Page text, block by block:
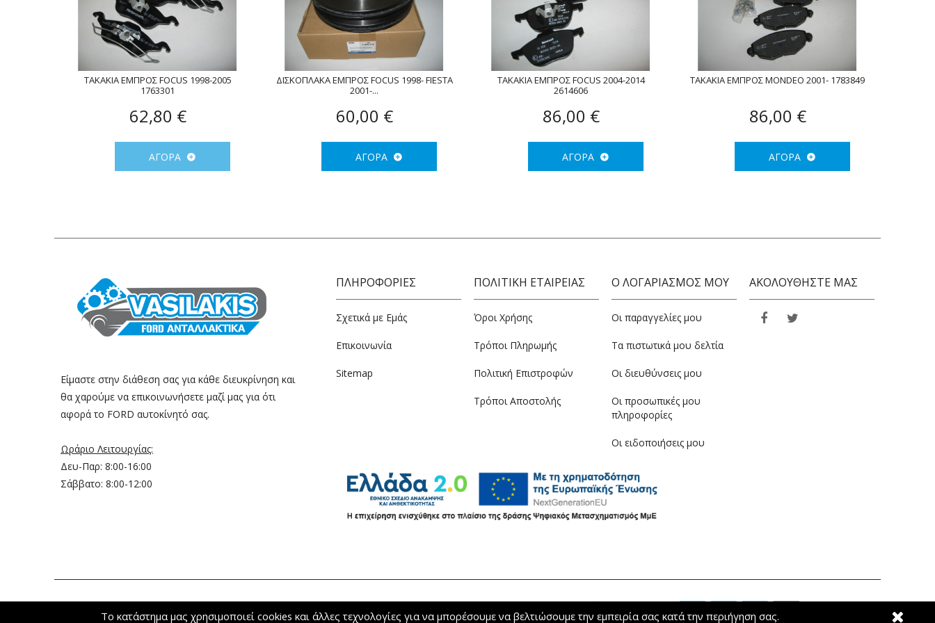
ΤΑΚΑΚΙΑ ΕΜΠΡΟΣ FOCUS 1998-2005
1763301
62,80 €
ΑΓΟΡΆ
ΔΙΣΚΟΠΛΑΚA ΕΜΠΡΟΣ FOCUS 1998- FIESTA
2001-...
60,00 €
ΑΓΟΡΆ
ΤΑΚΑΚΙΑ ΕΜΠΡΟΣ FOCUS 2004-2014
2614606
86,00 €
ΑΓΟΡΆ
ΤΑΚΑΚΙΑ ΕΜΠΡΟΣ MONDEO 2001- 1783849
86,00 €
ΑΓΟΡΆ
Είμαστε στην διάθεση σας για κάθε διευκρίνηση και
θα χαρούμε να επικοινωνήσετε μαζί μας για ότι
αφορά το FORD αυτοκίνητό σας.
Ωράριο Λειτουργίας:
Δευ-Παρ: 8:00-16:00
Σάββατο: 8:00-12:00
ΠΛΗΡΟΦΟΡΙΕΣ
Σχετικά με Εμάς
Επικοινωνία
Sitemap
ΠΟΛΙΤΙΚΉ ΕΤΑΙΡΕΊΑΣ
Όροι Χρήσης
Τρόποι Πληρωμής
Πολιτική Επιστροφών
Τρόποι Αποστολής
Ο ΛΟΓΑΡΙΑΣΜΟΣ ΜΟΥ
Οι παραγγελίες μου
Τα πιστωτικά μου δελτία
Οι διευθύνσεις μου
Οι προσωπικές μου
πληροφορίες
Οι ειδοποιήσεις μου
ΑΚΟΛΟΥΘΉΣΤΕ ΜΑΣ
FordVasilakis Eshoped.gr
Το κατάστημα μας χρησιμοποιεί cookies και άλλες τεχνολογίες για να μπορέσουμε να βελτιώσουμε την εμπειρία σας κατά την περιήγηση σας.